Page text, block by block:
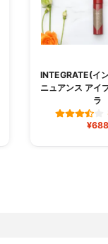
INTEGRATE(イ
ニュアンス アイ
ラ
¥688